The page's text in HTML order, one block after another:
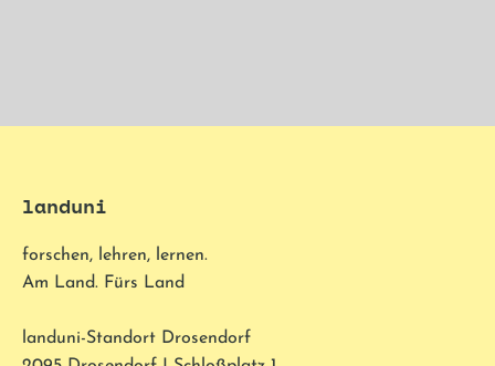
landuni
forschen, lehren, lernen.
Am Land. Fürs Land
landuni-Standort Drosendorf